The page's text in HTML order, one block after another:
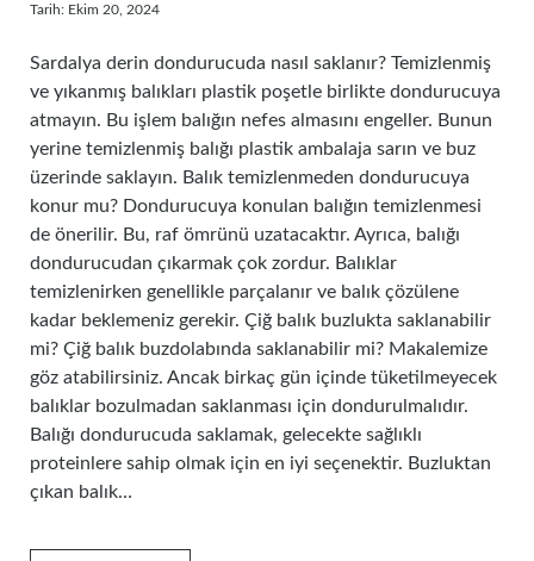
Tarih: Ekim 20, 2024
Sardalya derin dondurucuda nasıl saklanır? Temizlenmiş
ve yıkanmış balıkları plastik poşetle birlikte dondurucuya
atmayın. Bu işlem balığın nefes almasını engeller. Bunun
yerine temizlenmiş balığı plastik ambalaja sarın ve buz
üzerinde saklayın. Balık temizlenmeden dondurucuya
konur mu? Dondurucuya konulan balığın temizlenmesi
de önerilir. Bu, raf ömrünü uzatacaktır. Ayrıca, balığı
dondurucudan çıkarmak çok zordur. Balıklar
temizlenirken genellikle parçalanır ve balık çözülene
kadar beklemeniz gerekir. Çiğ balık buzlukta saklanabilir
mi? Çiğ balık buzdolabında saklanabilir mi? Makalemize
göz atabilirsiniz. Ancak birkaç gün içinde tüketilmeyecek
balıklar bozulmadan saklanması için dondurulmalıdır.
Balığı dondurucuda saklamak, gelecekte sağlıklı
proteinlere sahip olmak için en iyi seçenektir. Buzluktan
çıkan balık…